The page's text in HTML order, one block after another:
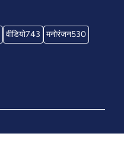
वीडियो743 मनोरंजन530